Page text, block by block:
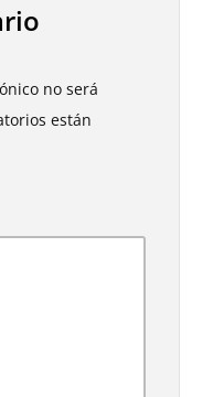
no será
están